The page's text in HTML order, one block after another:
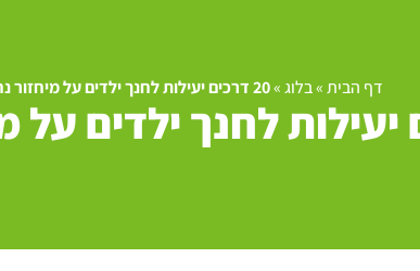
דף הבית»בלוג»20 דרכים יעילות לחנך ילדים על מיחזור נחושת